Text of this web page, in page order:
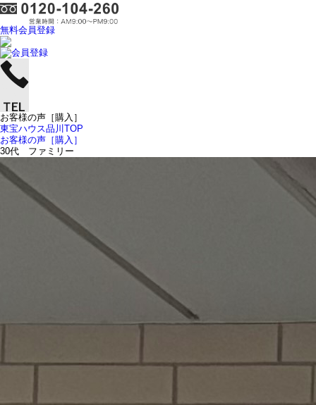
無料会員登録
お客様の声［購入］
東宝ハウス品川TOP
お客様の声［購入］
30代 ファミリー